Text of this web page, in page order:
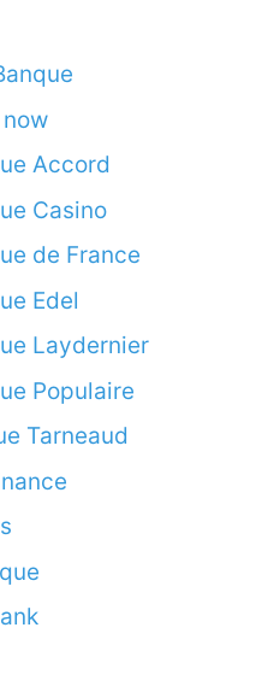
Accord
Casino
de France
Edel
Laydernier
Populaire
Tarneaud